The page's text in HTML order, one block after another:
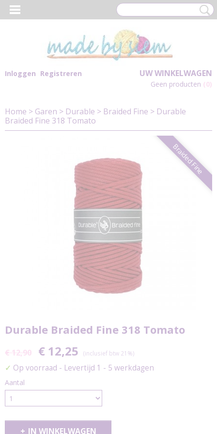
Inloggen Registreren UW WINKELWAGEN
Geen producten (0)
Home > Garen > Durable > Braided Fine > Durable
Braided Fine 318 Tomato
Braided Fine
Durable Braided Fine 318 Tomato
€ 12,90 € 12,25 (inclusief btw 21%)
✓ Op voorraad - Levertijd 1 - 5 werkdagen
Aantal
IN WINKELWAGEN